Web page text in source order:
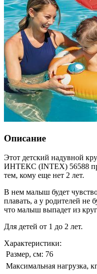
Описание
Этот детский надувной
ИНТЕКС (INTEX) 56588
тем, кому еще нет 2 лет.
В нем малыш будет
плавать, а у родителей не
что малыш выпадет из
Для детей от 1 до 2 лет.
Характеристики:
Размер, см: 76
Максимальная нагрузка,